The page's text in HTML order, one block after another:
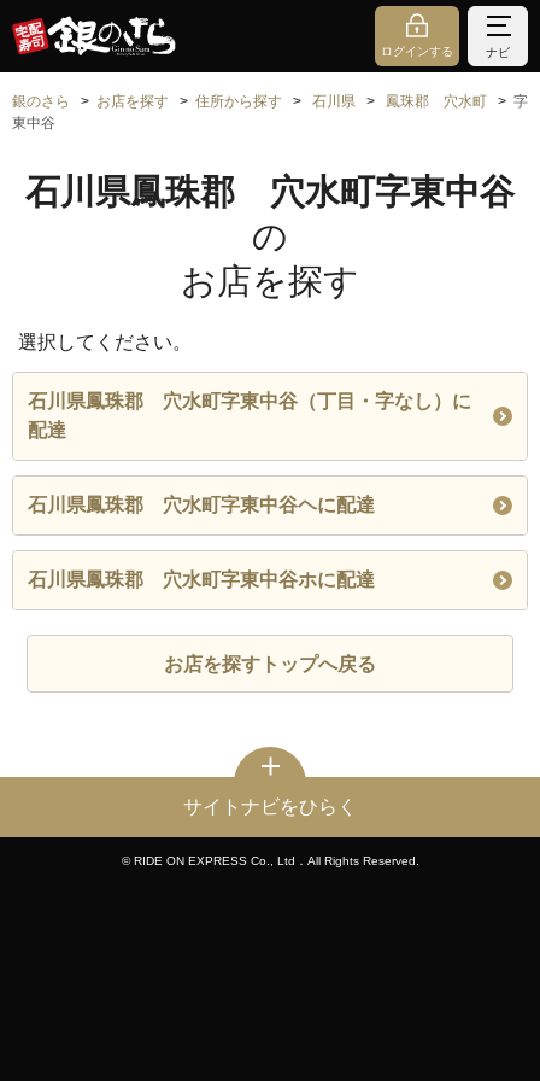
ログインする ナビ
銀のさら お店を探す 住所から探す 石川県 鳳珠郡 穴水町
字
東中谷
石川県鳳珠郡 穴水町字東中谷
の
お店を探す
選択してください。
石川県鳳珠郡 穴水町字東中谷（丁目・字なし）に
配達
石川県鳳珠郡 穴水町字東中谷ヘに配達
石川県鳳珠郡 穴水町字東中谷ホに配達
お店を探すトップへ戻る
サイトナビをひらく
© RIDE ON EXPRESS Co., Ltd．All Rights Reserved.